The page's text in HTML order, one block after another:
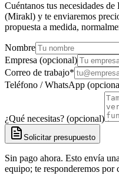
Cuéntanos tus necesidades
(Mirakl) y te enviaremos
propuesta a medida,
Nombre
Empresa (opcional)
Correo de trabajo*
Teléfono / WhatsApp
¿Qué necesitas? (opcional)
Solicitar presupuesto
Sin pago ahora. Esto envía
equipo; te responderemos